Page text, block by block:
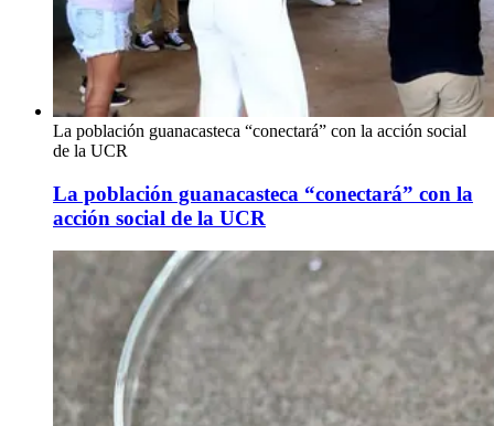
La población guanacasteca “conectará” con la acción social
de la UCR
La población guanacasteca “conectará” con la
acción social de la UCR